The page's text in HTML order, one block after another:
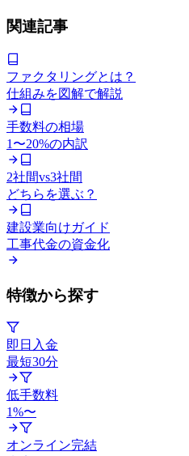
関連記事
ファクタリングとは？
仕組みを図解で解説
手数料の相場
1〜20%の内訳
2社間vs3社間
どちらを選ぶ？
建設業向けガイド
工事代金の資金化
特徴から探す
即日入金
最短30分
低手数料
1%〜
オンライン完結